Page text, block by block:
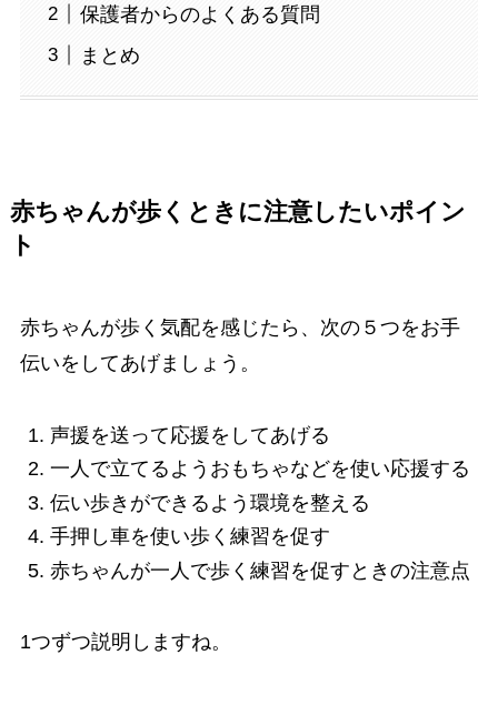
保護者からのよくある質問
まとめ
赤ちゃんが歩くときに注意したいポイン
ト
赤ちゃんが歩く気配を感じたら、次の５つをお手
伝いをしてあげましょう。
声援を送って応援をしてあげる
一人で立てるようおもちゃなどを使い応援する
伝い歩きができるよう環境を整える
手押し車を使い歩く練習を促す
赤ちゃんが一人で歩く練習を促すときの注意点
1つずつ説明しますね。